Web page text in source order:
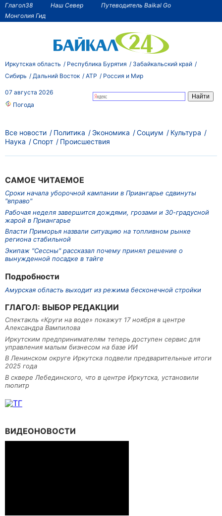
Глагол38 Наш Север
Путеводитель Baikal Go
Монголия Гид
Иркутская область Республика Бурятия
Забайкальский край
Сибирь
Дальний Восток АТР Россия и Мир
07 августа 2026
Погода
САМОЕ ЧИТАЕМОЕ
Сроки начала уборочной кампании в Приангарье сдвинуты
"вправо"
Рабочая неделя завершится дождями, грозами и 30-градусной
жарой в Приангарье
Власти Приморья назвали ситуацию на топливном рынке
региона стабильной
Экипаж "Сессны" рассказал почему принял решение о
вынужденной посадке в тайге
Подробности
Амурская область выходит из режима бесконечной стройки
ГЛАГОЛ: ВЫБОР РЕДАКЦИИ
Спектакль «Круги на воде» покажут 17 ноября в центре
Александра Вампилова
Иркутским предпринимателям теперь доступен сервис для
управления малым бизнесом на базе ИИ
В Ленинском округе Иркутска подвели предварительные итоги
2025 года
В сквере Лебединского, что в центре Иркутска, установили
пюпитр
Все новости Политика Экономика Социум
Культура
Наука
Спорт Происшествия
ВИДЕОНОВОСТИ